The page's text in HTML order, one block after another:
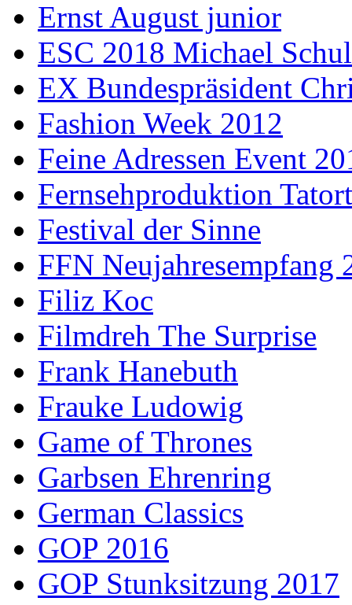
Ernst August junior
ESC 2018 Michael
EX Bundespräsident
Fashion Week 2012
Feine Adressen Event
Fernsehproduktion Tatort
Festival der Sinne
FFN Neujahresempfang
Filiz Koc
Filmdreh The Surprise
Frank Hanebuth
Frauke Ludowig
Game of Thrones
Garbsen Ehrenring
German Classics
GOP 2016
GOP Stunksitzung 2017